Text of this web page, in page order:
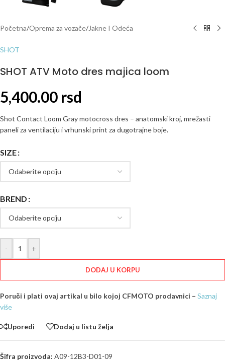
Početna/Oprema za vozače/Jakne I Odeća
SHOT
SHOT ATV Moto dres majica loom
5,400.00 rsd
Shot Contact Loom Gray motocross dres – anatomski kroj, mrežasti
paneli za ventilaciju i vrhunski print za dugotrajne boje.
SIZE
BREND
- +
DODAJ U KORPU
Poruči i plati ovaj artikal u bilo kojoj CFMOTO prodavnici – Saznaj
više
Uporedi Dodaj u listu želja
Šifra proizvoda: A09-12B3-D01-09